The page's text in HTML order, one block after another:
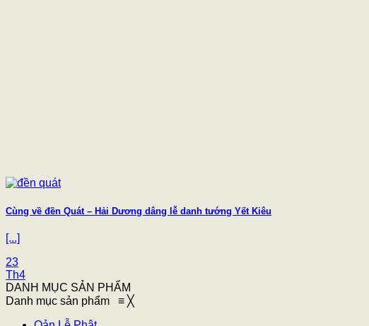
Cùng về đền Quát – Hải Dương dâng lễ danh tướng Yết Kiêu
[...]
23
Th4
DANH MỤC SẢN PHẨM
Danh mục sản phẩm ≡ ╳